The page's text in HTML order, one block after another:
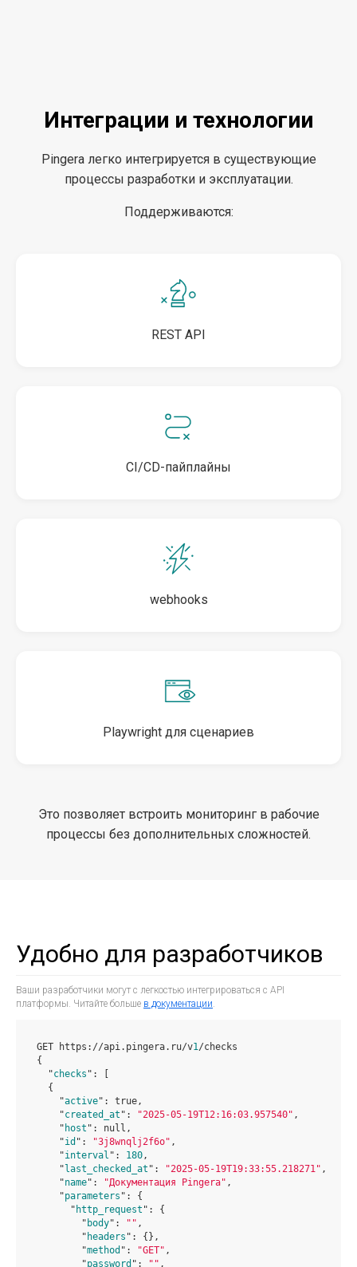
Интеграции и технологии
Pingera легко интегрируется в существующие
процессы разработки и эксплуатации.
Поддерживаются:
REST API
CI/CD-пайплайны
webhooks
Playwright для сценариев
Это позволяет встроить мониторинг в рабочие
процессы без дополнительных сложностей.
Удобно для разработчиков
Ваши разработчики могут с легкостью интегрироваться с API
платформы. Читайте больше в документации.
GET https://api.pingera.ru/v1/checks
{
  "
checks ":
  {
    "
active": true,
    "
created_at ": "2025-05-19T12:16:03.957540" ,
    "
host ": null ,
    "
id ": "3j8wnqlj2f6o" ,
    "
interval ": 180,
    "
last_checked_at ": "2025-05-19T19:33:55.218271" ,
    "
name": "Документация Pingera" ,
    "
parameters ": {
      "
http_request ": {
        "
body": "" ,
	"
headers ": {} ,
	"
method ": "GET" ,
	"
password ": "" ,